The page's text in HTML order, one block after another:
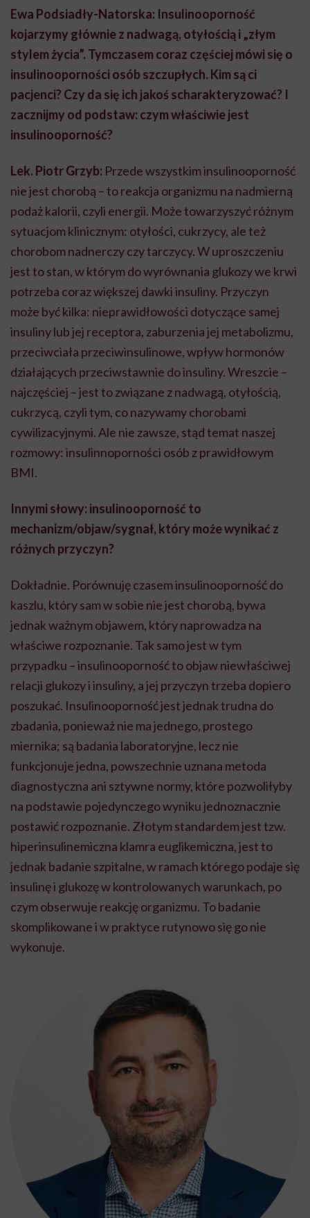
Ewa Podsiadły-Natorska: Insulinooporność
kojarzymy głównie z nadwagą, otyłością i „złym
stylem życia”. Tymczasem coraz częściej mówi się o
insulinooporności osób szczupłych. Kim są ci
pacjenci? Czy da się ich jakoś scharakteryzować? I
zacznijmy od podstaw: czym właściwie jest
insulinooporność?
Lek. Piotr Grzyb: Przede wszystkim insulinooporność
nie jest chorobą – to reakcja organizmu na nadmierną
podaż kalorii, czyli energii. Może towarzyszyć różnym
sytuacjom klinicznym: otyłości, cukrzycy, ale też
chorobom nadnerczy czy tarczycy. W uproszczeniu
jest to stan, w którym do wyrównania glukozy we krwi
potrzeba coraz większej dawki insuliny. Przyczyn
może być kilka: nieprawidłowości dotyczące samej
insuliny lub jej receptora, zaburzenia jej metabolizmu,
przeciwciała przeciwinsulinowe, wpływ hormonów
działających przeciwstawnie do insuliny. Wreszcie –
najczęściej – jest to związane z nadwagą, otyłością,
cukrzycą, czyli tym, co nazywamy chorobami
cywilizacyjnymi. Ale nie zawsze, stąd temat naszej
rozmowy: insulinnoporności osób z prawidłowym
BMI.
Innymi słowy: insulinooporność to
mechanizm/objaw/sygnał, który może wynikać z
różnych przyczyn?
Dokładnie. Porównuję czasem insulinooporność do
kaszlu, który sam w sobie nie jest chorobą, bywa
jednak ważnym objawem, który naprowadza na
właściwe rozpoznanie. Tak samo jest w tym
przypadku – insulinooporność to objaw niewłaściwej
relacji glukozy i insuliny, a jej przyczyn trzeba dopiero
poszukać. Insulinooporność jest jednak trudna do
zbadania, ponieważ nie ma jednego, prostego
miernika; są badania laboratoryjne, lecz nie
funkcjonuje jedna, powszechnie uznana metoda
diagnostyczna ani sztywne normy, które pozwoliłyby
na podstawie pojedynczego wyniku jednoznacznie
postawić rozpoznanie. Złotym standardem jest tzw.
hiperinsulinemiczna klamra euglikemiczna, jest to
jednak badanie szpitalne, w ramach którego podaje się
insulinę i glukozę w kontrolowanych warunkach, po
czym obserwuje reakcję organizmu. To badanie
skomplikowane i w praktyce rutynowo się go nie
wykonuje.